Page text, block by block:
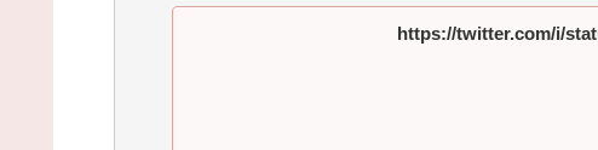
https://twitter.com/i/